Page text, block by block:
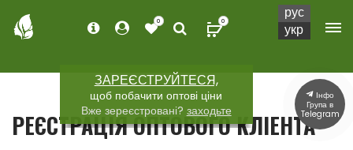
ЗАРЕЄСТРУЙТЕСЯ,
щоб побачити оптові ціни
Вже зереєстровані? заходьте
0 0
РЕЄСТРАЦІЯ ОПТОВОГО КЛІЕНТА
рус
укр
Інфо
Група в
Telegram